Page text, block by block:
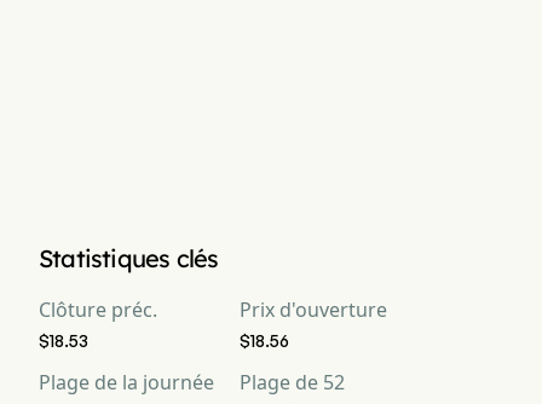
Statistiques clés
Clôture préc.
$18.53
Prix d'ouverture
$18.56
Plage de la journée
Plage de 52